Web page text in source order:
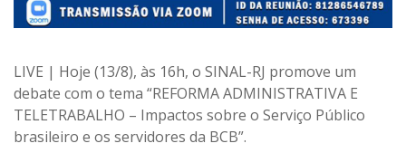
LIVE | Hoje (13/8), às 16h, o SINAL-RJ promove um
debate com o tema “REFORMA ADMINISTRATIVA E
TELETRABALHO – Impactos sobre o Serviço Público
brasileiro e os servidores da BCB”.